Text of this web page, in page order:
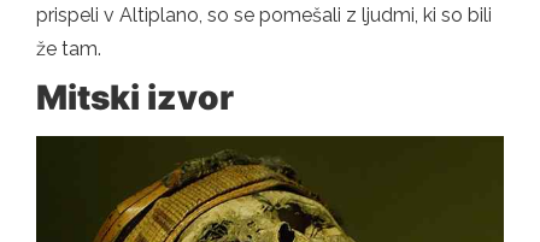
prispeli v Altiplano, so se pomešali z ljudmi, ki so bili
že tam.
Mitski izvor